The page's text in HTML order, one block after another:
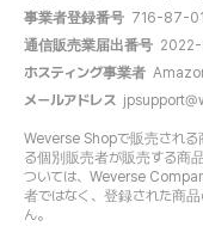
事業者登録番号 716-87-
通信販売業届出番号
ホスティング事業者
メールアドレス
Weverse Shopで販売される
る個別販売者が販売する商
ついては、Weverse
者ではなく、登録された商
ん。